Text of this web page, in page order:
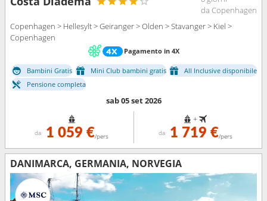
da Copenhagen
Copenhagen > Hellesylt > Geiranger > Olden > Stavanger > Kiel >
Copenhagen
Pagamento in 4X
Bambini Gratis Mini Club bambini gratis
All Inclusive disponibile
Pensione completa
sab 05 set 2026
da 1 059 €/pers
+
da 1 719 €/pers
DANIMARCA, GERMANIA, NORVEGIA